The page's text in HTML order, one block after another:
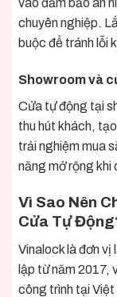
vào đảm bảo an
chuyên nghiệp.
buộc để tránh lỗi
Showroom và
Cửa tự động tại
thu hút khách,
trải nghiệm mua
năng mở rộng khi
Vì Sao Nên
Cửa Tự
Vinalock là đơn
lập từ năm 2017,
công trình tại